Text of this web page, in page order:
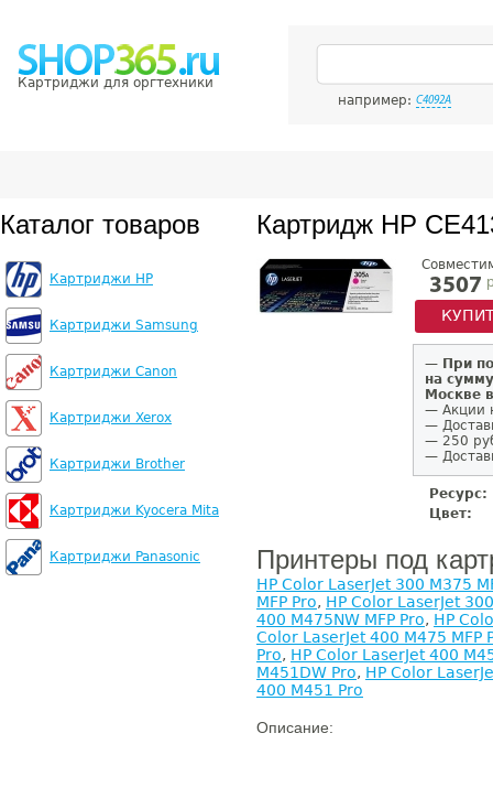
Картриджи для оргтехники
например: C4092A
Каталог товаров
Картриджи HP
Картриджи Samsung
Картриджи Canon
Картриджи Xerox
Картриджи Brother
Картриджи Kyocera Mita
Картриджи Panasonic
Картридж HP
3507
— При
на
Москве
— Акции
—
— 250
—
Ресурс:
Цвет:
Принтеры под
HP Color LaserJet 300 M375
MFP Pro, HP Color LaserJet
400 M475NW MFP Pro, HP
Color LaserJet 400 M475 MFP
Pro, HP Color LaserJet 400
M451DW Pro, HP Color
400 M451 Pro
Описание: